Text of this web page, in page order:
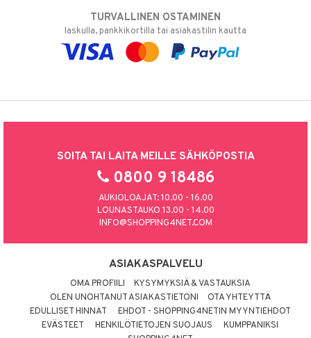
TURVALLINEN OSTAMINEN
laskulla, pankkikortilla tai asiakastilin kautta
SOITA TAI LAITA MEILLE SÄHKÖPOSTIA
0800 9 18486
AUKIOLOAJAT: 10.00 - 16.00
LOUNASTAUKO 13.00 - 14.00
INFO@SHOPPING4NET.COM
ASIAKASPALVELU
OMA PROFIILI
KYSYMYKSIÄ & VASTAUKSIA
OLEN UNOHTANUT ASIAKASTIETONI
OTA YHTEYTTÄ
EDULLISET HINNAT
EHDOT - SHOPPING4NETIN MYYNTIEHDOT
EVÄSTEET
HENKILÖTIETOJEN SUOJAUS
KUMPPANIKSI